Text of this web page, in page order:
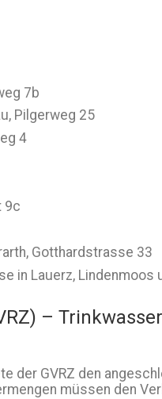
7b
Pilgerweg 25
4
9c
Gotthardstrasse 33
in Lauerz, Lindenmoos
–
GVRZ den
müssen den